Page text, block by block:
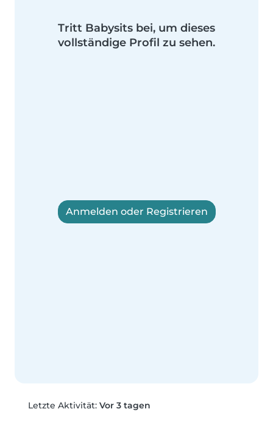
Tritt Babysits bei, um dieses
vollständige Profil zu sehen.
Anmelden oder Registrieren
Letzte Aktivität: Vor 3 tagen